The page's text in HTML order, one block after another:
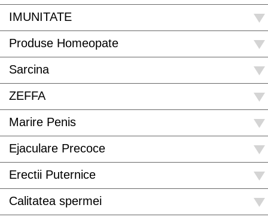
IMUNITATE
Produse Homeopate
Sarcina
ZEFFA
Marire Penis
Ejaculare Precoce
Erectii Puternice
Calitatea spermei